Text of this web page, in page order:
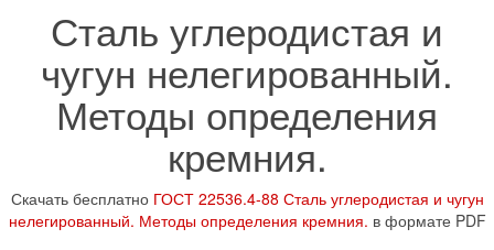
Сталь углеродистая и
чугун нелегированный.
Методы определения
кремния.
Скачать бесплатно ГОСТ 22536.4-88 Сталь углеродистая и чугун
нелегированный. Методы определения кремния. в формате PDF